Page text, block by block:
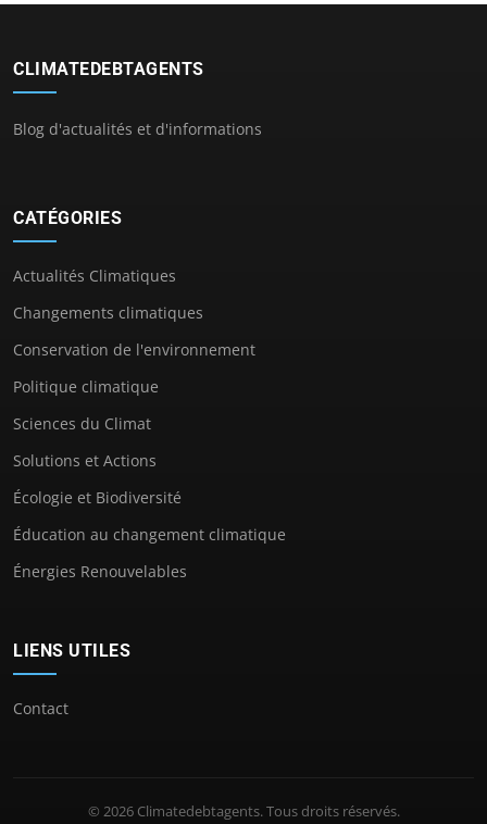
CLIMATEDEBTAGENTS
Blog d'actualités et d'informations
CATÉGORIES
Actualités Climatiques
Changements climatiques
Conservation de l'environnement
Politique climatique
Sciences du Climat
Solutions et Actions
Écologie et Biodiversité
Éducation au changement climatique
Énergies Renouvelables
LIENS UTILES
Contact
© 2026 Climatedebtagents. Tous droits réservés.